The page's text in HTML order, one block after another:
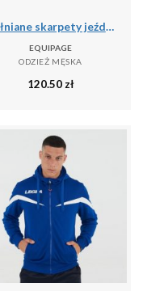
Wełniane skarpety jeździeckie Equipage Geline
EQUIPAGE
ODZIEŻ MĘSKA
120.50zł